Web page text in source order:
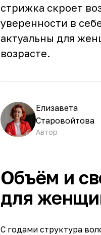
стрижка скроет
уверенности в
актуальны для
возрасте.
Елизавета
Старовойтова
Автор
Объём и
для
С годами структура